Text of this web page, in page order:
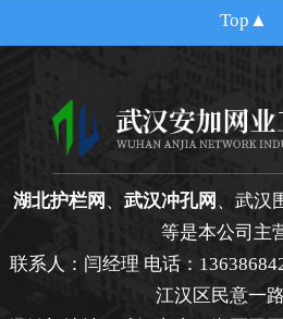
格板，防滑钢格
Top
湖北护栏网 、 武汉冲孔网 、武汉
等是本公司主
联系人：闫经理 电话：
江汉区民意一